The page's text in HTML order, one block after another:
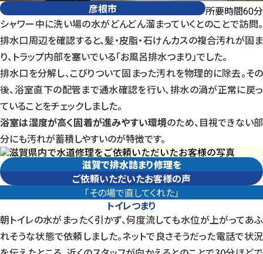
彦根市 所要時間60分
シャワー中に洗い場の水がどんどん溜まっていくとのことで訪問。
排水口周辺を確認すると、髪・皮脂・石けんカスの複合汚れが固ま
り、トラップ内部を塞いでいる「お風呂排水つまり」でした。
排水口を分解し、こびりついて固まった汚れを物理的に除去。その
後、浴室直下の配管まで通水確認を行い、排水の渦が正常に戻っ
ていることをチェックしました。
浴室は湿度が高く固着が進みやすい環境のため、目視できない部
分にも汚れが蓄積しやすいのが特徴です。
滋賀で排水詰まり修理を
ご依頼いただいたお客様の声
「その場で直してくれた」
トイレつまり
朝トイレの水がまったく引かず、何度流しても水位が上がってあふ
れそうな状態で依頼しました。ネットで良さそうだった電話で状況